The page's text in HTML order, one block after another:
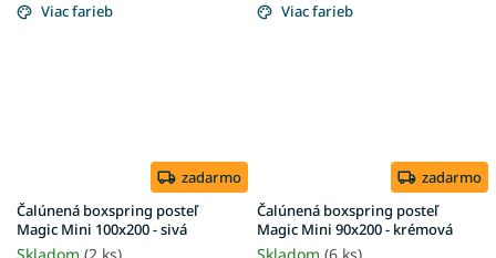
Viac farieb
zadarmo
Čalúnená boxspring posteľ
Magic Mini 100x200 - sivá
Viac farieb
zadarmo
Čalúnená boxspring posteľ
Magic Mini 90x200 - krémová